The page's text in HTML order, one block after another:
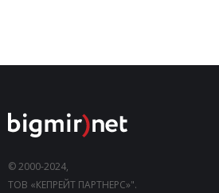
© 2000-2024,
ТОВ «КЕПРЕЙТ ПАРТНЕРС»".